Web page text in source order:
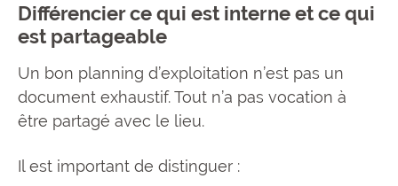
Différencier ce qui est interne et ce qui
est partageable
Un bon planning d’exploitation n’est pas un
document exhaustif. Tout n’a pas vocation à
être partagé avec le lieu.
Il est important de distinguer :